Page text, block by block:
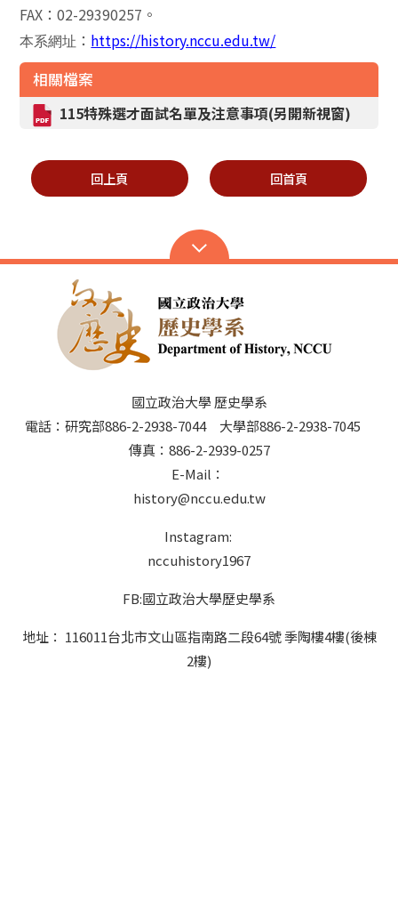
FAX ：02-29390257 。
本系網址 ： https://history.nccu.edu.tw/
相關檔案
115特殊選才面試名單及注意事項(另開新視窗)
回上頁 回首頁
國立政治大學 歷史學系
電話：研究部886-2-2938-7044 大學部886-2-2938-7045
傳真：886-2-2939-0257
E-Mail：
history@nccu.edu.tw
Instagram:
nccuhistory1967
FB:國立政治大學歷史學系
地址： 116011台北市文山區指南路二段64號 季陶樓4樓(後棟
2樓)